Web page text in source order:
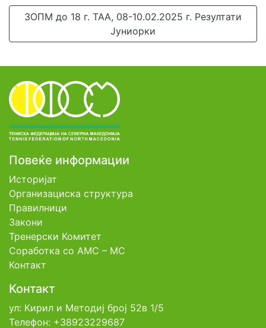
ЗОПМ до 18 г. ТАА, 08-10.02.2025 г. Резултати
Јуниорки
Повеќе информации
Историјат
Организациска структура
Правилници
Закони
Тренерски Комитет
Соработка со АМС – МС
Контакт
Контакт
ул: Кирил и Методиј број 52в 1/5
Телефон: +38923229687